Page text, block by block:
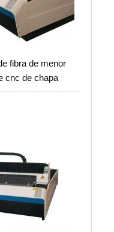
fibra de menor
cnc de chapa